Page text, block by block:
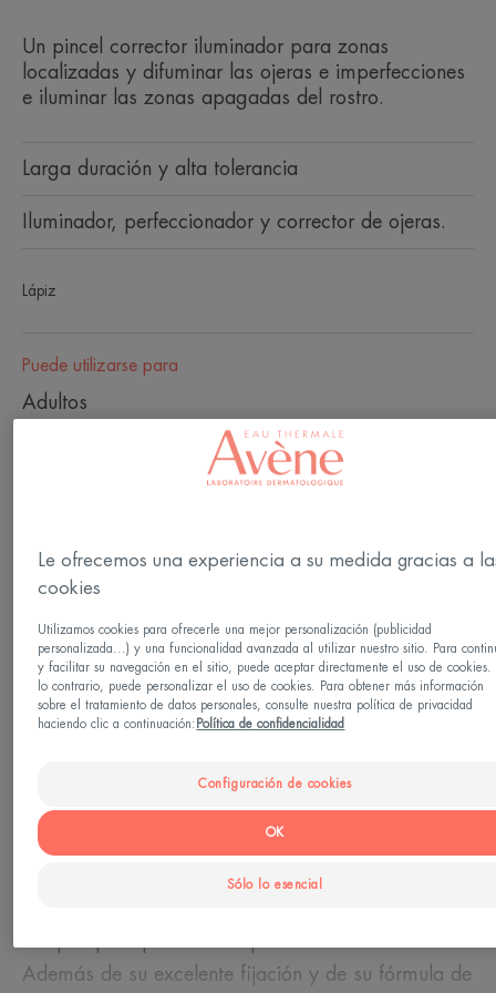
Un pincel corrector iluminador para zonas
localizadas y difuminar las ojeras e imperfecciones
e iluminar las zonas apagadas del rostro.
Larga duración y alta tolerancia
Iluminador, perfeccionador y corrector de ojeras.
Lápiz
Puede utilizarse para
Adultos
Necesidades
Uniformiza la tez - Antibolsas
Fabricado en Francia
imperfecciones localizadas de la piel e ilumina las
zonas apagadas del rostro. Gracias a su textura
ligera y a su cobertura de ligera a moderada,
camufla las pequeñas imperfecciones y rojeces y
Además de su excelente fijación y de su fórmula de
Le ofrecemos una experiencia a su medida gracias a
cookies
Utilizamos cookies para ofrecerle una mejor personalización (publicidad
personalizada...) y una funcionalidad avanzada al utilizar nuestro sitio. Para
y facilitar su navegación en el sitio, puede aceptar directamente el uso de cookies.
lo contrario, puede personalizar el uso de cookies. Para obtener más información
sobre el tratamiento de datos personales, consulte nuestra política de privacidad
haciendo clic a continuación: Política de confidencialidad
Configuración de cookies
Sólo lo esencial
OK